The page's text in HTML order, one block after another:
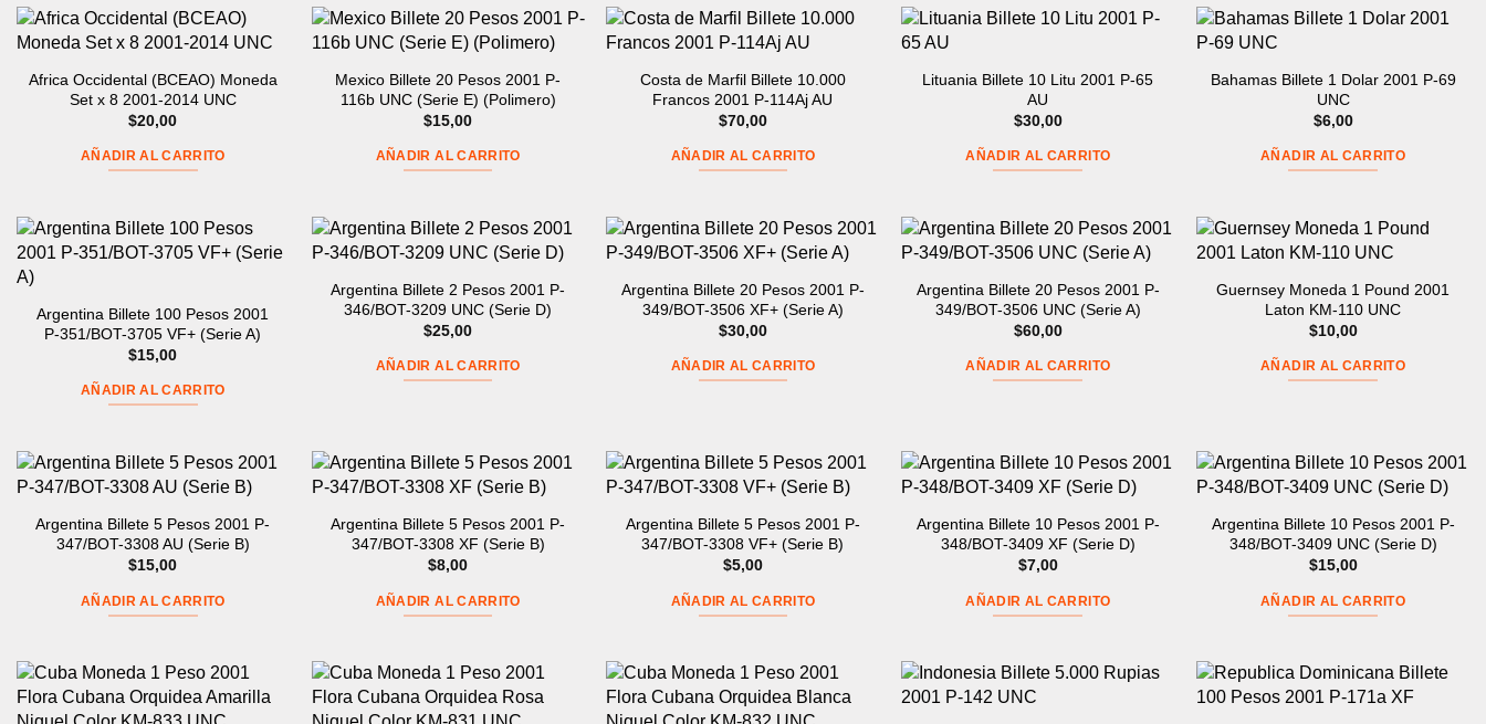
Africa Occidental (BCEAO) Moneda
Set x 8 2001-2014 UNC
$20,00
AÑADIR AL CARRITO
Mexico Billete 20 Pesos 2001 P-
116b UNC (Serie E) (Polimero)
$15,00
AÑADIR AL CARRITO
Costa de Marfil Billete 10.000
Francos 2001 P-114Aj AU
$70,00
AÑADIR AL CARRITO
Lituania Billete 10 Litu 2001 P-65
AU
$30,00
AÑADIR AL CARRITO
Bahamas Billete 1 Dolar 2001 P-69
UNC
$6,00
AÑADIR AL CARRITO
Argentina Billete 100 Pesos 2001
P-351/BOT-3705 VF+ (Serie A)
$15,00
AÑADIR AL CARRITO
Argentina Billete 2 Pesos 2001 P-
346/BOT-3209 UNC (Serie D)
$25,00
AÑADIR AL CARRITO
Argentina Billete 20 Pesos 2001 P-
349/BOT-3506 XF+ (Serie A)
$30,00
AÑADIR AL CARRITO
Argentina Billete 20 Pesos 2001 P-
349/BOT-3506 UNC (Serie A)
$60,00
AÑADIR AL CARRITO
Guernsey Moneda 1 Pound 2001
Laton KM-110 UNC
$10,00
AÑADIR AL CARRITO
Argentina Billete 5 Pesos 2001 P-
347/BOT-3308 AU (Serie B)
$15,00
AÑADIR AL CARRITO
Argentina Billete 5 Pesos 2001 P-
347/BOT-3308 XF (Serie B)
$8,00
AÑADIR AL CARRITO
Argentina Billete 5 Pesos 2001 P-
347/BOT-3308 VF+ (Serie B)
$5,00
AÑADIR AL CARRITO
Argentina Billete 10 Pesos 2001 P-
348/BOT-3409 XF (Serie D)
$7,00
AÑADIR AL CARRITO
Argentina Billete 10 Pesos 2001 P-
348/BOT-3409 UNC (Serie D)
$15,00
AÑADIR AL CARRITO